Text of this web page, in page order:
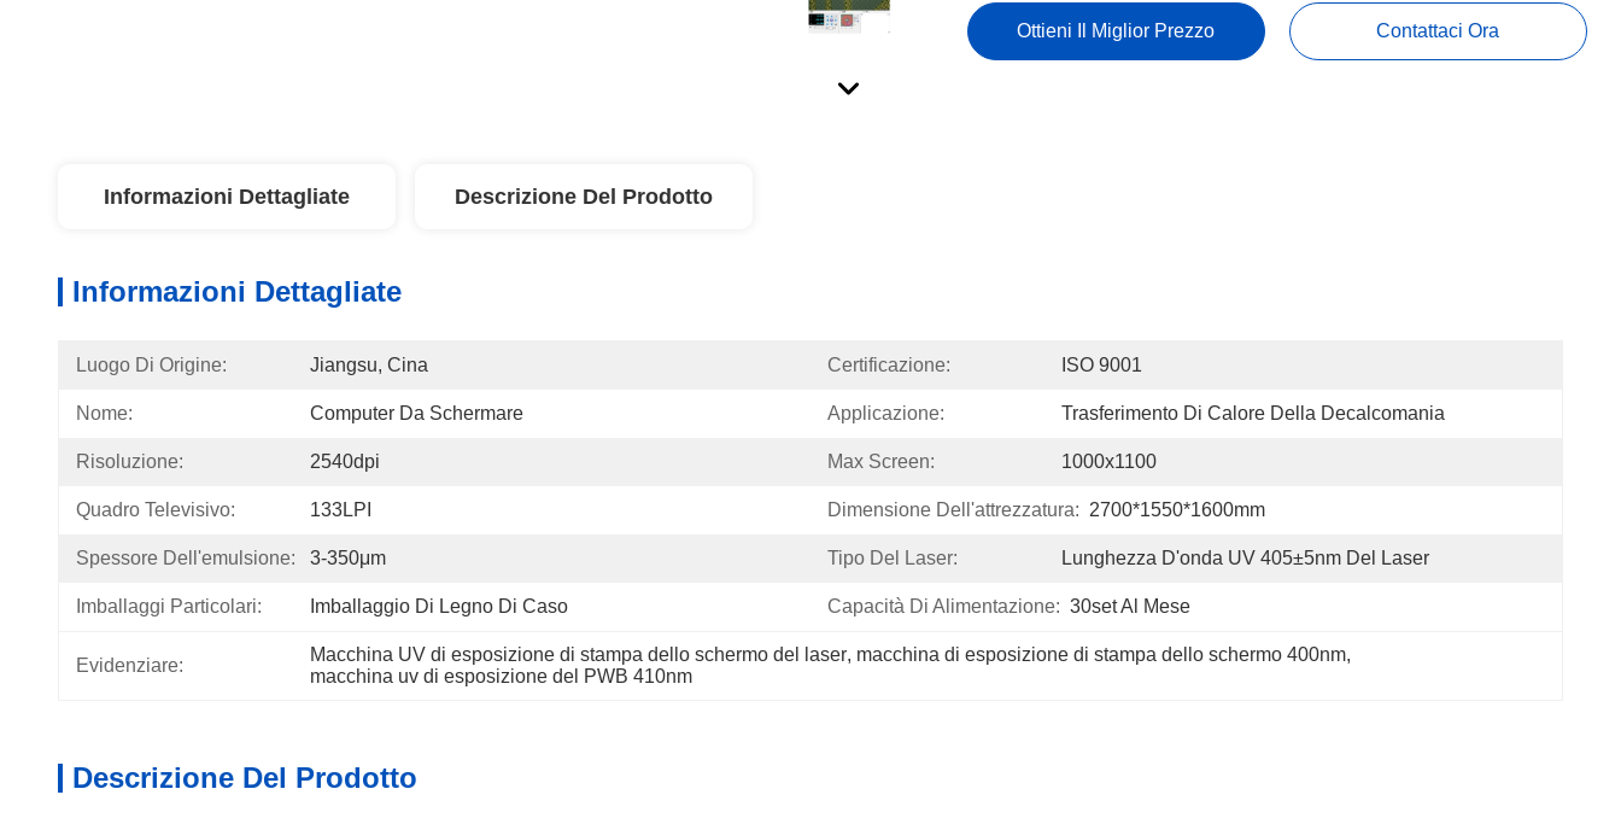
Ottieni Il Miglior Prezzo Contattaci Ora
Informazioni Dettagliate Descrizione Del Prodotto
Informazioni Dettagliate
Luogo Di Origine: Jiangsu, Cina Certificazione: ISO 9001
Nome: Computer Da Schermare Applicazione: Trasferimento Di Calore Della Decalcomania
Risoluzione: 2540dpi Max Screen: 1000x1100
Quadro Televisivo: 133LPI Dimensione Dell'attrezzatura: 2700*1550*1600mm
Spessore Dell'emulsione: 3-350μm Tipo Del Laser: Lunghezza D'onda UV 405±5nm Del Laser
Imballaggi Particolari: Imballaggio Di Legno Di Caso Capacità Di Alimentazione: 30set Al Mese
Evidenziare:
Macchina UV di esposizione di stampa dello schermo del laser, macchina di esposizione di stampa dello schermo 400nm,
macchina uv di esposizione del PWB 410nm
Descrizione Del Prodotto